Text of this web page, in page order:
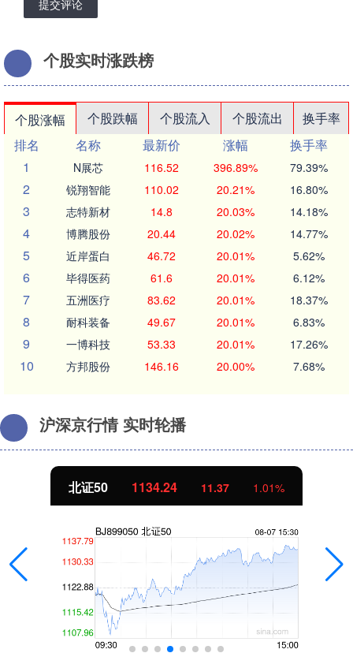
提交评论
个股实时涨跌榜
个股涨幅 个股跌幅 个股流入 个股流出
换手率
排名
名称 最新价 涨幅
换手率
1
N展芯 116.52 396.89% 79.39%
2 锐翔智能 110.02 20.21% 16.80%
3 志特新材 14.8 20.03% 14.18%
4 博腾股份 20.44 20.02% 14.77%
5 近岸蛋白 46.72 20.01% 5.62%
6 毕得医药 61.6 20.01% 6.12%
7 五洲医疗 83.62 20.01% 18.37%
8 耐科装备 49.67 20.01% 6.83%
9 一博科技 53.33 20.01% 17.26%
10 方邦股份 146.16 20.00% 7.68%
沪深京行情 实时轮播
北证50 1134.24 11.37 1.01%